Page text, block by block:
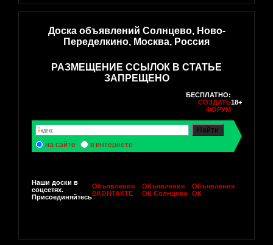
Доска объявлений Солнцево, Ново-
Переделкино, Москва, Россия
РАЗМЕЩЕНИЕ ССЫЛОК В СТАТЬЕ
ЗАПРЕЩЕНО
БЕСПЛАТНО:
СОЗДАТЬ
ФОРУМ
18+
на сайте в интернете
Наши доски в
соцсетях.
Присоединяйтесь
Объявления
ВКОНТАКТЕ
Объявления
ОК Солнцево
Объявления
ОК